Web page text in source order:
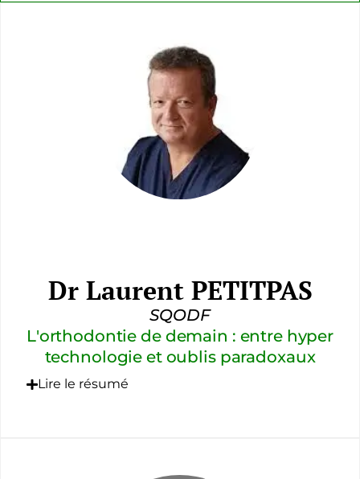
Dr Laurent PETITPAS
SQODF
L'orthodontie de demain : entre hyper
technologie et oublis paradoxaux
Lire le résumé